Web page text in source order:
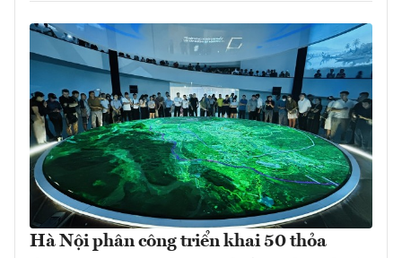
Hà Nội phân công triển khai 50 thỏa